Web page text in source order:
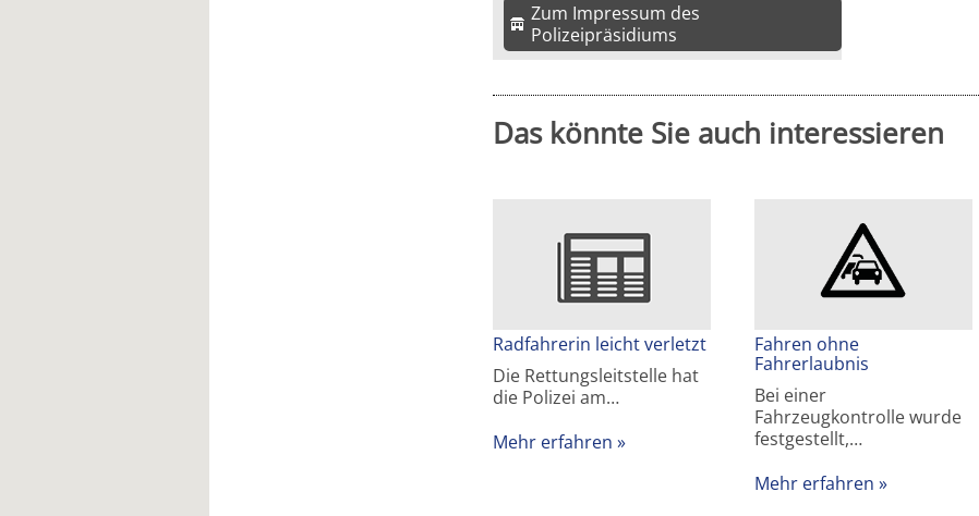
Zum Impressum des
Polizeipräsidiums
Das könnte Sie auch interessieren
Radfahrerin leicht verletzt
Die Rettungsleitstelle hat
die Polizei am…
Mehr erfahren
Fahren ohne
Fahrerlaubnis
Bei einer
Fahrzeugkontrolle wurde
festgestellt,…
Mehr erfahren